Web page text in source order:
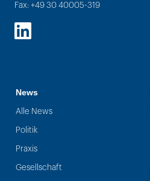
Fax: +49 30 40005-319
LinkedIn
News
Alle News
Politik
Praxis
Gesellschaft